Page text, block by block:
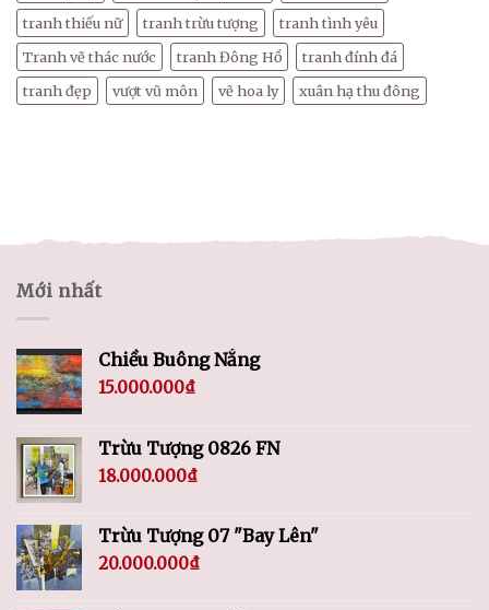
tranh thiếu nữ
tranh trừu tượng
tranh tình yêu
Tranh vẽ thác nước
tranh Đông Hồ
tranh đính đá
tranh đẹp
vượt vũ môn vẽ hoa ly xuân hạ thu đông
Mới nhất
Chiều Buông Nắng
15.000.000₫
Trừu Tượng 0826 FN
18.000.000₫
Trừu Tượng 07 "Bay Lên"
20.000.000₫